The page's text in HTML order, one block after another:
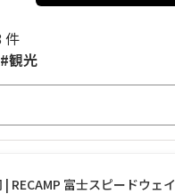
件
観光
| RECAMP 富士スピードウェイ